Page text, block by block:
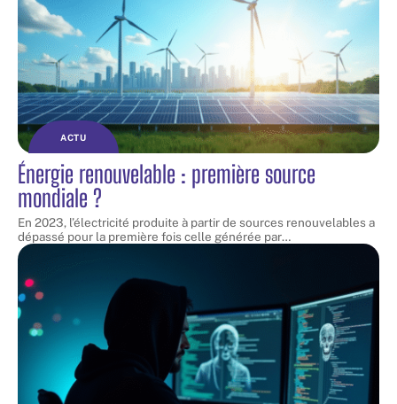
ACTU
Énergie renouvelable : première source
mondiale ?
En 2023, l’électricité produite à partir de sources renouvelables a
dépassé pour la première fois celle générée par…